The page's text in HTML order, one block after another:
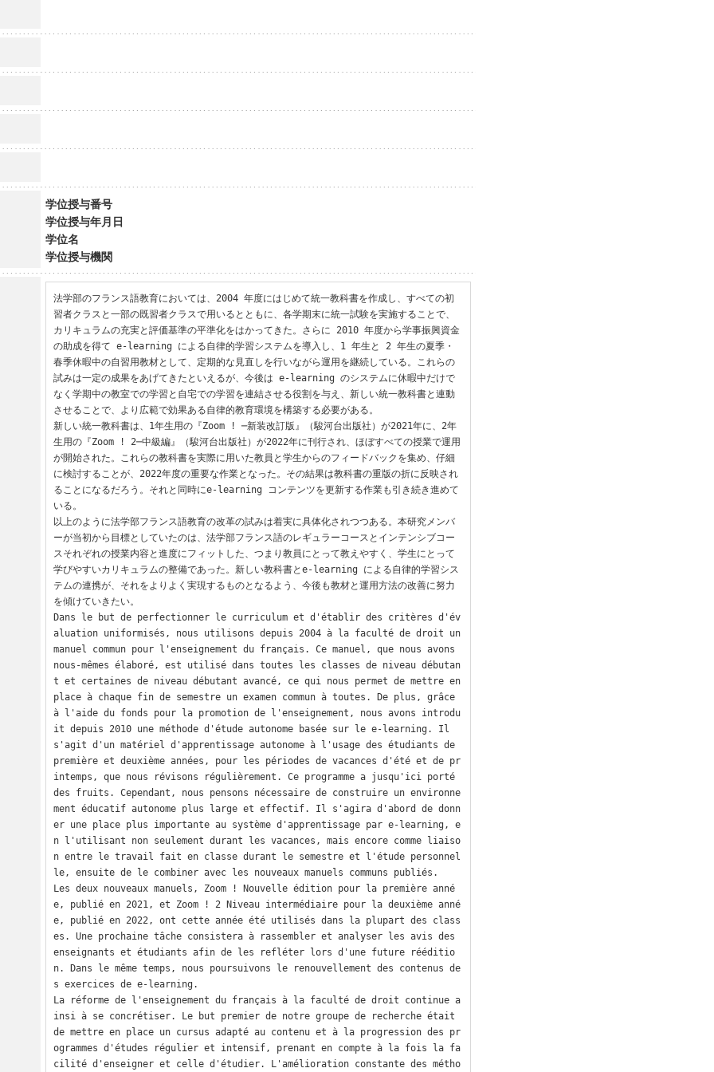
学位授与番号
学位授与年月日
学位名
学位授与機関
法学部のフランス語教育においては、2004 年度にはじめて統一教科書を作成し、すべての初
習者クラスと一部の既習者クラスで用いるとともに、各学期末に統一試験を実施することで、
カリキュラムの充実と評価基準の平準化をはかってきた。さらに 2010 年度から学事振興資金
の助成を得て e-learning による自律的学習システムを導入し、1 年生と 2 年生の夏季・
春季休暇中の自習用教材として、定期的な見直しを行いながら運用を継続している。これらの
試みは一定の成果をあげてきたといえるが、今後は e-learning のシステムに休暇中だけで
なく学期中の教室での学習と自宅での学習を連結させる役割を与え、新しい統一教科書と連動
させることで、より広範で効果ある自律的教育環境を構築する必要がある。
新しい統一教科書は、1年生用の『Zoom ! ─新装改訂版』（駿河台出版社）が2021年に、2年
生用の『Zoom ! 2─中級編』（駿河台出版社）が2022年に刊行され、ほぼすべての授業で運用
が開始された。これらの教科書を実際に用いた教員と学生からのフィードバックを集め、仔細
に検討することが、2022年度の重要な作業となった。その結果は教科書の重版の折に反映され
ることになるだろう。それと同時にe-learning コンテンツを更新する作業も引き続き進めて
いる。
以上のように法学部フランス語教育の改革の試みは着実に具体化されつつある。本研究メンバ
ーが当初から目標としていたのは、法学部フランス語のレギュラーコースとインテンシブコー
スそれぞれの授業内容と進度にフィットした、つまり教員にとって教えやすく、学生にとって
学びやすいカリキュラムの整備であった。新しい教科書とe-learning による自律的学習シス
テムの連携が、それをよりよく実現するものとなるよう、今後も教材と運用方法の改善に努力
を傾けていきたい。
Dans le but de perfectionner le curriculum et d'établir des critères d'év
aluation uniformisés, nous utilisons depuis 2004 à la faculté de droit un
manuel commun pour l'enseignement du français. Ce manuel, que nous avons
nous-mêmes élaboré, est utilisé dans toutes les classes de niveau débutan
t et certaines de niveau débutant avancé, ce qui nous permet de mettre en
place à chaque fin de semestre un examen commun à toutes. De plus, grâce
à l'aide du fonds pour la promotion de l'enseignement, nous avons introdu
it depuis 2010 une méthode d'étude autonome basée sur le e-learning. Il
s'agit d'un matériel d'apprentissage autonome à l'usage des étudiants de
première et deuxième années, pour les périodes de vacances d'été et de pr
intemps, que nous révisons régulièrement. Ce programme a jusqu'ici porté
des fruits. Cependant, nous pensons nécessaire de construire un environne
ment éducatif autonome plus large et effectif. Il s'agira d'abord de donn
er une place plus importante au système d'apprentissage par e-learning, e
n l'utilisant non seulement durant les vacances, mais encore comme liaiso
n entre le travail fait en classe durant le semestre et l'étude personnel
le, ensuite de le combiner avec les nouveaux manuels communs publiés.
Les deux nouveaux manuels, Zoom ! Nouvelle édition pour la première anné
e, publié en 2021, et Zoom ! 2 Niveau intermédiaire pour la deuxième anné
e, publié en 2022, ont cette année été utilisés dans la plupart des class
es. Une prochaine tâche consistera à rassembler et analyser les avis des
enseignants et étudiants afin de les refléter lors d'une future rééditio
n. Dans le même temps, nous poursuivons le renouvellement des contenus de
s exercices de e-learning.
La réforme de l'enseignement du français à la faculté de droit continue a
insi à se concrétiser. Le but premier de notre groupe de recherche était
de mettre en place un cursus adapté au contenu et à la progression des pr
ogrammes d'études régulier et intensif, prenant en compte à la fois la fa
cilité d'enseigner et celle d'étudier. L'amélioration constante des métho